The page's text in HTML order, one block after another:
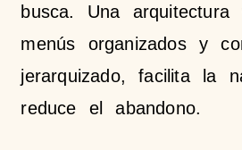
busca. Una
menús organizados y
jerarquizado, facilita la
reduce el abandono.